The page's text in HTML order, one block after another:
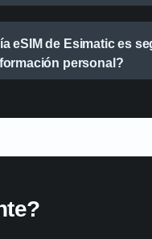
eSIM de Esimatic es
personal?
entre diferentes